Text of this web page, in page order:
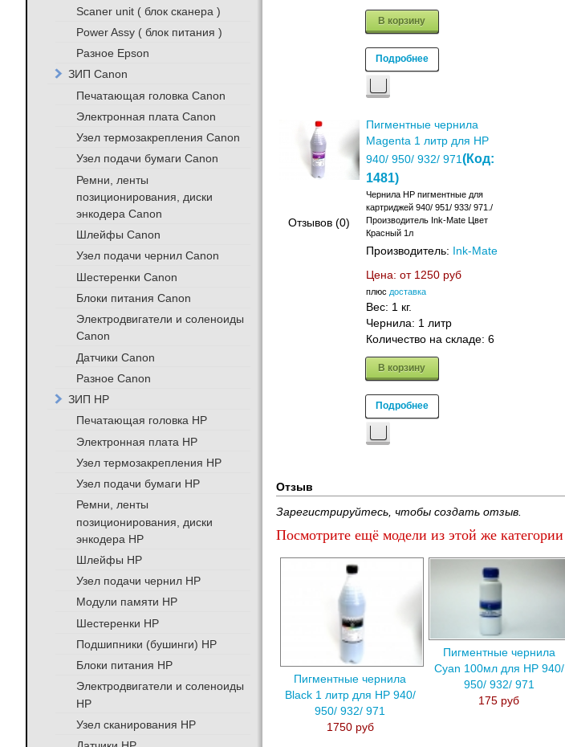
В корзину
Подробнее
Отзывов (0)
Пигментные чернила
Magenta 1 литр для HP
940/ 950/ 932/ 971(Код:
1481)
Чернила HP пигментные для
картриджей 940/ 951/ 933/ 971./
Производитель Ink-Mate Цвет
Красный 1л
Производитель:
Ink-Mate
Цена: от 1250 руб
плюс доставка
Вес: 1 кг.
Чернила: 1 литр
Количество на складе: 6
В корзину
Подробнее
Отзыв
Зарегистрируйтесь, чтобы создать отзыв.
Посмотрите ещё модели из этой же категории
Пигментные чернила
Black 1 литр для HP 940/
950/ 932/ 971
1750 руб
Пигментные чернила
Cyan 100мл для HP 940/
950/ 932/ 971
175 руб
Scaner unit ( блок сканера )
Power Assy ( блок питания )
Разное Epson
ЗИП Canon
Печатающая головка Canon
Электронная плата Canon
Узел термозакрепления Canon
Узел подачи бумаги Canon
Ремни, ленты
позиционирования, диски
энкодера Canon
Шлейфы Canon
Узел подачи чернил Canon
Шестеренки Canon
Блоки питания Canon
Электродвигатели и соленоиды
Canon
Датчики Canon
Разное Canon
ЗИП HP
Печатающая головка HP
Электронная плата HP
Узел термозакрепления HP
Узел подачи бумаги HP
Ремни, ленты
позиционирования, диски
энкодера HP
Шлейфы HP
Узел подачи чернил HP
Модули памяти HP
Шестеренки HP
Подшипники (бушинги) HP
Блоки питания HP
Электродвигатели и соленоиды
HP
Узел сканирования HP